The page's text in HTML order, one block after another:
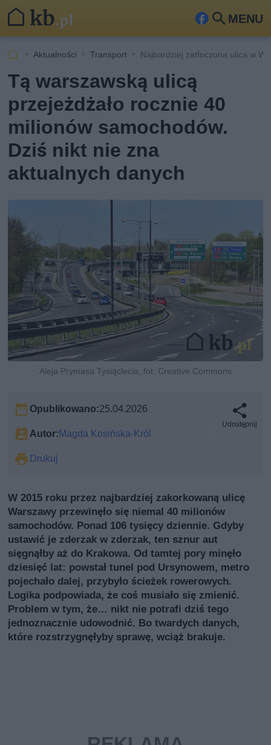
MENU
Fa
ceb
ook
Szu
Aktualności Transport Najbardziej zatłoczona ulica w
Tą warszawską ulicą
przejeżdżało rocznie 40
milionów samochodów.
Dziś nikt nie zna
aktualnych danych
Aleja Prymasa Tysiąclecia, fot. Creative Commons
Opublikowano:25.04.2026
Autor:Magda Kosińska-Król
Drukuj
Udostępnij
W 2015 roku przez najbardziej zakorkowaną ulicę
Warszawy przewinęło się niemal 40 milionów
samochodów. Ponad 106 tysięcy dziennie. Gdyby
ustawić je zderzak w zderzak, ten sznur aut
sięgnąłby aż do Krakowa. Od tamtej pory minęło
dziesięć lat: powstał tunel pod Ursynowem, metro
pojechało dalej, przybyło ścieżek rowerowych.
Logika podpowiada, że coś musiało się zmienić.
Problem w tym, że… nikt nie potrafi dziś tego
jednoznacznie udowodnić. Bo twardych danych,
które rozstrzygnęłyby sprawę, wciąż brakuje.